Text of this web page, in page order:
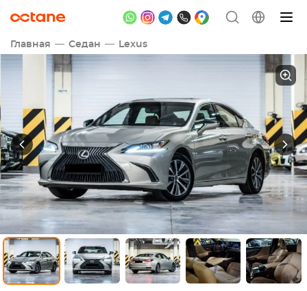
Главная Седан Lexus